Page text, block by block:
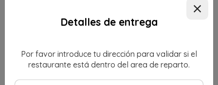
JEKES KEBAH
Detalles de entrega
Por favor introduce tu dirección para validar si el
restaurante está dentro del area de reparto.